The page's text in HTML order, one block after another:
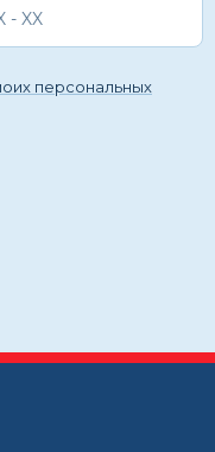
персональных